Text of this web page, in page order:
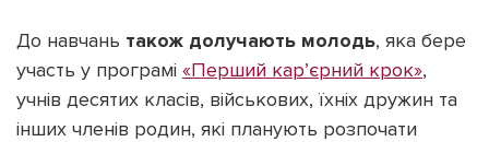
До навчань також долучають молодь, яка бере
участь у програмі «Перший кар’єрний крок»,
учнів десятих класів, військових, їхніх дружин та
інших членів родин, які планують розпочати